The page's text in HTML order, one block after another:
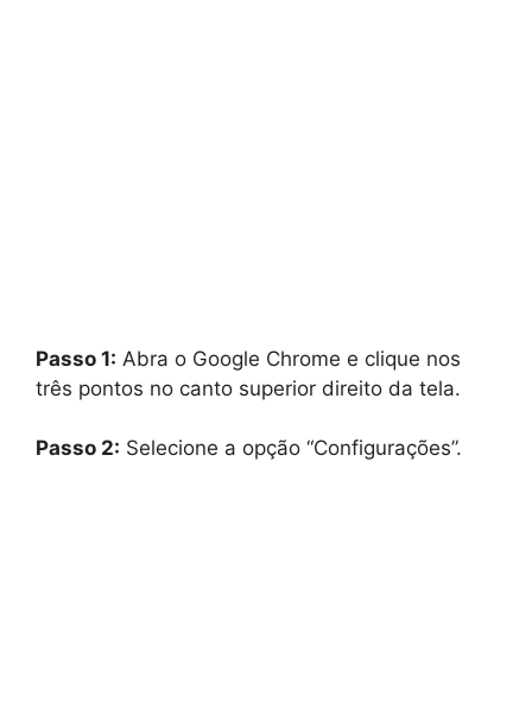
Passo 1: Abra o Google Chrome e clique nos
três pontos no canto superior direito da tela.
Passo 2: Selecione a opção “Configurações”.